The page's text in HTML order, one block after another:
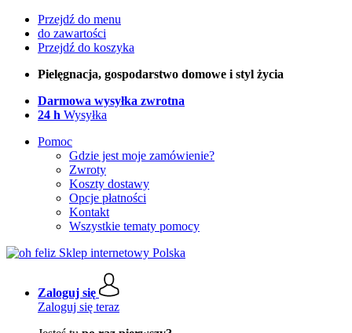
Przejdź do menu
do zawartości
Przejdź do koszyka
Pielęgnacja, gospodarstwo domowe i styl życia
Darmowa wysyłka zwrotna
24 h Wysyłka
Pomoc
Gdzie jest moje zamówienie?
Zwroty
Koszty dostawy
Opcje płatności
Kontakt
Wszystkie tematy pomocy
Zaloguj się
Zaloguj się teraz